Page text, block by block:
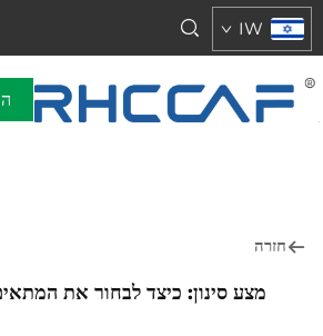
IW
חזרה
מצע סינון: כיצד לבחור את